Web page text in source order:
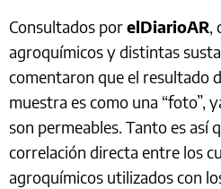
Consultados porelDiarioAR,
agroquímicos y distintas
comentaron que el resultado
muestra es como una “foto”,
son permeables. Tanto es así
correlación directa entre los
agroquímicos utilizados con